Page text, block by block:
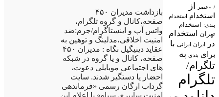
/ «عصر از
استخدام استخدام
بندی: استخدام
تهران
استخدام
در
ایران ایرانی با
برای بندی به
تلگرام/
تلگرام
بازداشت مدیران ۴۵۰
صفحه،کانال و گروه تلگرام،
واتس آپ و اینستاگرام/جرم:ضد
امنیت اخلاقی،مدلینگ و توهین به
عقاید دینیگیل نگاه : مدیران ۴۵۰
صفحه، کانال و یا گروه در شبکه
های اجتماعی موبایلی دعوت،
احضار یا دستگیر شدند. سایت
گرداب ارگان رسمی «فرماندهی